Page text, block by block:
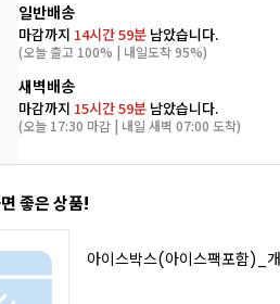
일반배송
마감까지 14시간 59분 남았습니다.
(오늘 출고 100% | 내일도착 95%)
새벽배송
마감까지 15시간 59분 남았습니다.
(오늘 17:30 마감 | 내일 새벽 07:00 도착)
좋은 상품!
아이스박스(아이스팩포함)_